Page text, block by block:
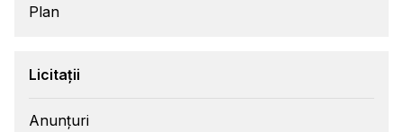
Plan
Licitații
Anunțuri